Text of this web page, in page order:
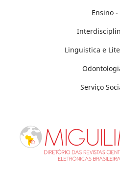
Ensino -
Linguistica e
Serviço